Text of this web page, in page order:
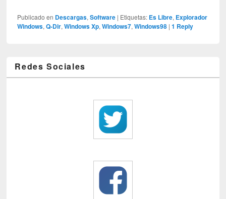
Publicado en Descargas,Software | Etiquetas: Es Libre, Explorador
Windows,Q-Dir,Windows Xp,Windows7,Windows98 |1 Reply
Redes Sociales